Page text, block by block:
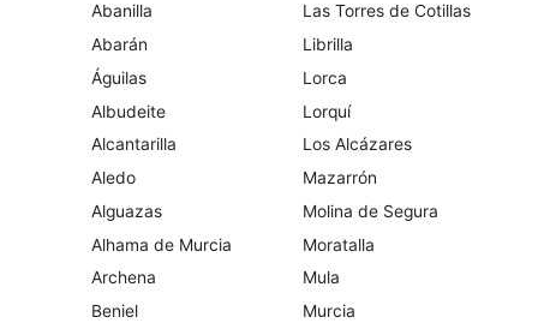
Abanilla
Abarán
Águilas
Albudeite
Alcantarilla
Aledo
Alguazas
Alhama de Murcia
Archena
Beniel
Las Torres de Cotillas
Librilla
Lorca
Lorquí
Los Alcázares
Mazarrón
Molina de Segura
Moratalla
Mula
Murcia